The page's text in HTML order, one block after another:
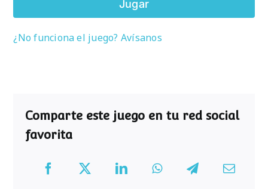
Jugar
¿No funciona el juego? Avísanos
Comparte este juego en tu red social
favorita